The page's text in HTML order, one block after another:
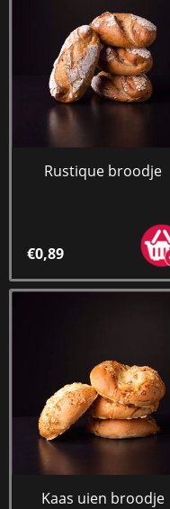
Rustique broodje
€0,89
Kaas uien broodje